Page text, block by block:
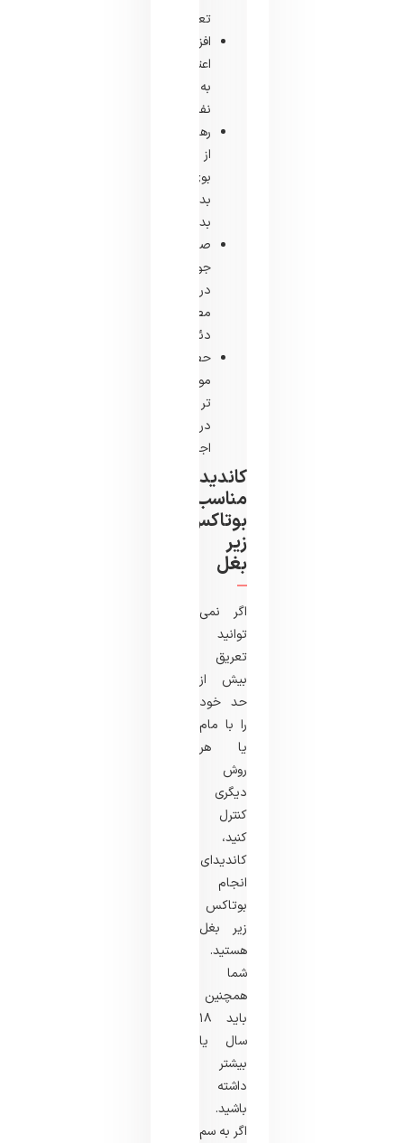
تعرق
افزایش
اعتماد
به
نفس
رهایی
از
بوی
بدن
بدن
صرفه
جویی
در
مصرف
دئودورانت
حضور
موثر
تر
در
اجتماع
کاندیدای
مناسب
بوتاکس
زیر
بغل
اگر نمی
توانید
تعریق
بیش از
حد خود
را با مام
یا هر
روش
دیگری
کنترل
کنید،
کاندیدای
انجام
بوتاکس
زیر بغل
هستید.
شما
همچنین
باید ۱۸
سال یا
بیشتر
داشته
باشید.
اگر به سم